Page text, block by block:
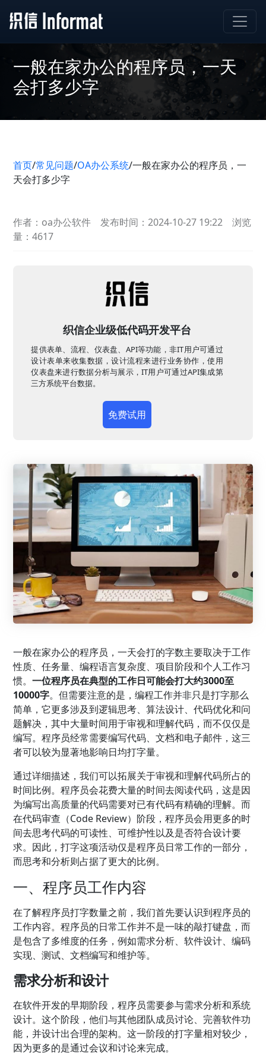
一般在家办公的程序员，一天
会打多少字
首页/常见问题/OA办公系统/一般在家办公的程序员，一
天会打多少字
作者：oa办公软件 发布时间：2024-10-27 19:22
浏览
量：4617
织信企业级低代码开发平台
提供表单、流程、仪表盘、API等功能，非IT用户可通过
设计表单来收集数据，设计流程来进行业务协作，使用
仪表盘来进行数据分析与展示，IT用户可通过API集成第
三方系统平台数据。
免费试用
一般在家办公的程序员，一天会打的字数主要取决于工作
性质、任务量、编程语言复杂度、项目阶段和个人工作习
惯。一位程序员在典型的工作日可能会打大约3000至
10000字。但需要注意的是，编程工作并非只是打字那么
简单，它更多涉及到逻辑思考、算法设计、代码优化和问
题解决，其中大量时间用于审视和理解代码，而不仅仅是
编写。程序员经常需要编写代码、文档和电子邮件，这三
者可以较为显著地影响日均打字量。
通过详细描述，我们可以拓展关于审视和理解代码所占的
时间比例。程序员会花费大量的时间去阅读代码，这是因
为编写出高质量的代码需要对已有代码有精确的理解。而
在代码审查（Code Review）阶段，程序员会用更多的时
间去思考代码的可读性、可维护性以及是否符合设计要
求。因此，打字这项活动仅是程序员日常工作的一部分，
而思考和分析则占据了更大的比例。
一、程序员工作内容
在了解程序员打字数量之前，我们首先要认识到程序员的
工作内容。程序员的日常工作并不是一味的敲打键盘，而
是包含了多维度的任务，例如需求分析、软件设计、编码
实现、测试、文档编写和维护等。
需求分析和设计
在软件开发的早期阶段，程序员需要参与需求分析和系统
设计。这个阶段，他们与其他团队成员讨论、完善软件功
能，并设计出合理的架构。这一阶段的打字量相对较少，
因为更多的是通过会议和讨论来完成。